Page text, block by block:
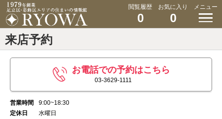
閲覧履歴
0
お気に入り
0
メニュー
来店予約
お電話での予約はこちら
03-3629-1111
営業時間
9:00~18:30
定休日
水曜日